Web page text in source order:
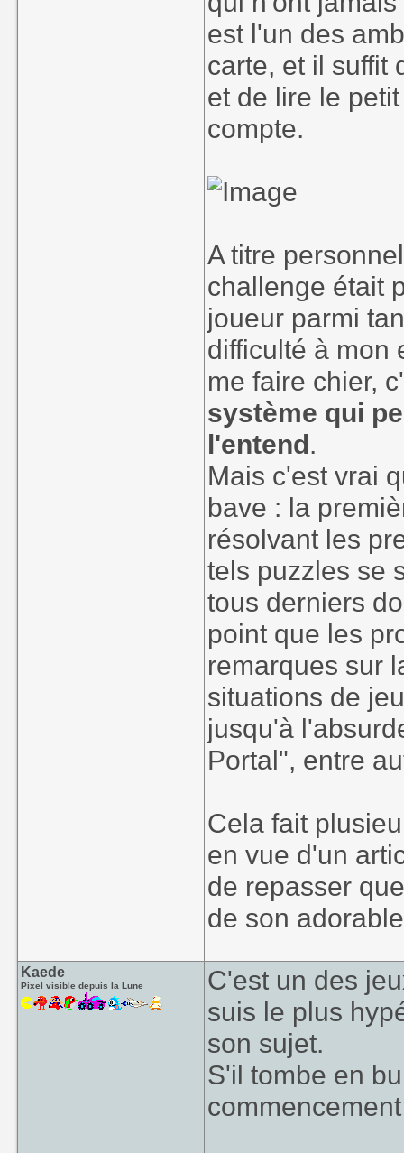
est l'un des
carte, et il suffit
et de lire le
compte.
A titre
challenge était
joueur parmi
difficulté à mon
me faire chier,
système qui
l'entend.
Mais c'est vrai
bave : la
résolvant les
tels puzzles se
tous derniers
point que les
remarques sur
situations de
jusqu'à
Portal", entre
Cela fait
en vue d'un
de repasser
de son
Kaede
Pixel visible depuis la Lune
C'est un des
suis le plus
son sujet.
S'il tombe en